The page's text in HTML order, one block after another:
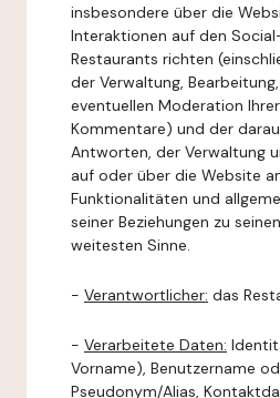
insbesondere über die
Interaktionen auf den
Restaurants richten
der Verwaltung,
eventuellen Moderation
Kommentare) und der
Antworten, der Verwaltung
auf oder über die Website
Funktionalitäten und
seiner Beziehungen zu
weitesten Sinne.
- Verantwortlicher: das
- Verarbeitete Daten:
Vorname), Benutzername
Pseudonym/Alias,